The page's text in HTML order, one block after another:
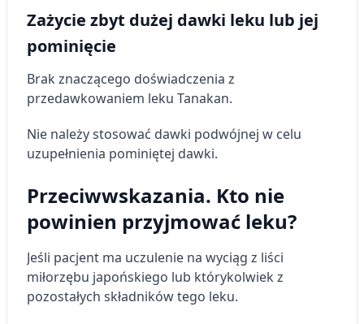
Zażycie zbyt dużej dawki leku lub jej
pominięcie
Brak znaczącego doświadczenia z
przedawkowaniem leku Tanakan.
Nie należy stosować dawki podwójnej w celu
uzupełnienia pominiętej dawki.
Przeciwwskazania. Kto nie
powinien przyjmować leku?
Jeśli pacjent ma uczulenie na wyciąg z liści
miłorzębu japońskiego lub którykolwiek z
pozostałych składników tego leku.